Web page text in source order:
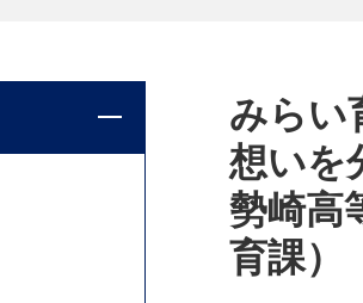
みらい
想いを
勢崎高
育課）